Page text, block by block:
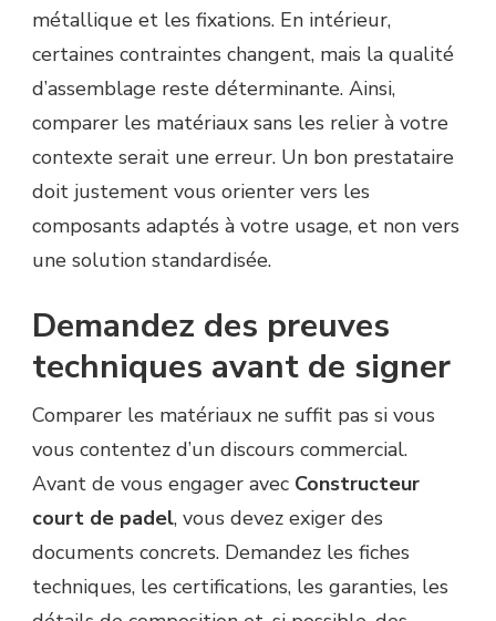
métallique et les fixations. En intérieur,
certaines contraintes changent, mais la qualité
d’assemblage reste déterminante. Ainsi,
comparer les matériaux sans les relier à votre
contexte serait une erreur. Un bon prestataire
doit justement vous orienter vers les
composants adaptés à votre usage, et non vers
une solution standardisée.
Demandez des preuves
techniques avant de signer
Comparer les matériaux ne suffit pas si vous
vous contentez d’un discours commercial.
Avant de vous engager avec Constructeur
court de padel, vous devez exiger des
documents concrets. Demandez les fiches
techniques, les certifications, les garanties, les